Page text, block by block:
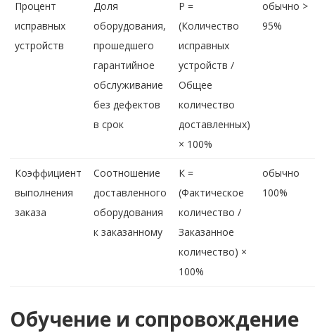
Процент
исправных
устройств
Доля
оборудования,
прошедшего
гарантийное
обслуживание
без дефектов
в срок
Р =
(Количество
исправных
устройств /
Общее
количество
доставленных)
× 100%
обычно >
95%
Коэффициент
выполнения
заказа
Соотношение
доставленного
оборудования
к заказанному
К =
(Фактическое
количество /
Заказанное
количество) ×
100%
обычно
100%
Обучение и сопровождение